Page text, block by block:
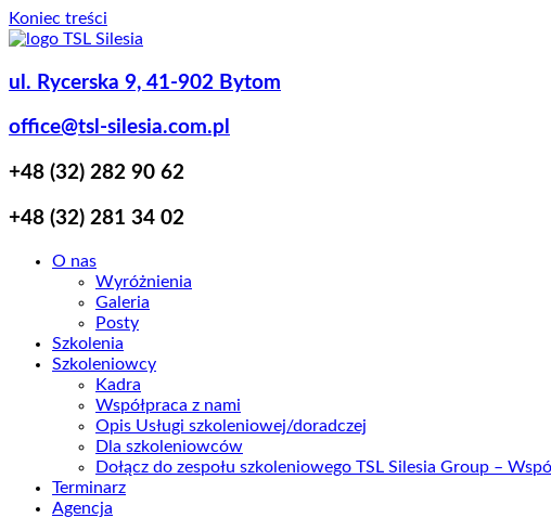
Koniec treści
ul. Rycerska 9, 41-902 Bytom
office@tsl-silesia.com.pl
+48 (32) 282 90 62
+48 (32) 281 34 02
O nas
Wyróżnienia
Galeria
Posty
Szkolenia
Szkoleniowcy
Kadra
Współpraca z nami
Opis Usługi szkoleniowej/doradczej
Dla szkoleniowców
Dołącz do zespołu szkoleniowego TSL Silesia Group –
Terminarz
Agencja